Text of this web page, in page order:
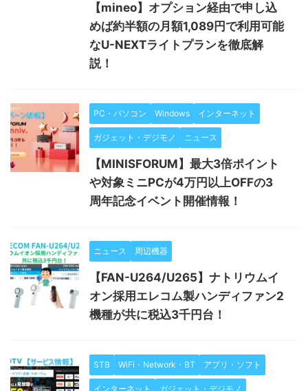
【mineo】オプション経由で申し込
めば約半額の月額1,089円で利用可能
なU-NEXTライトプランを徹底解
説！
PC・パソコン Windows インターネット
ガジェット・デジモノ ニュース
【MINISFORUM】最大3倍ポイント
や対象ミニPCが4万円以上OFFの3
周年記念イベント開催情報！
ニュース 周辺機器
【FAN-U264/U265】ナトリウムイ
オン採用エレコム製ハンディファン2
機種が共に税込3千円台！
STB WiFi・Network・BT アプリ・ソフト
インターネット ガジェット・デジモノ